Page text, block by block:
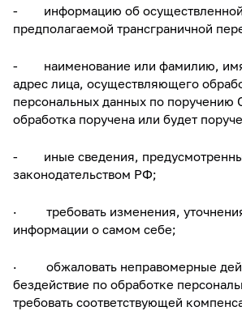
- информацию об
предполагаемой трансграничной
- наименование или фамилию, имя,
адрес лица, осуществляющего
персональных данных по поручению
обработка поручена или будет
- иные сведения,
законодательством РФ;
· требовать изменения,
информации о самом себе;
· обжаловать неправомерные
бездействие по обработке
требовать соответствующей